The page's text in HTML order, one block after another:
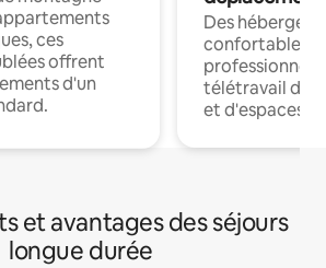
ces
offrent
d'un
Des
confortables
professionnels
télétravail
et d'espaces
et avantages des séjours
longue durée